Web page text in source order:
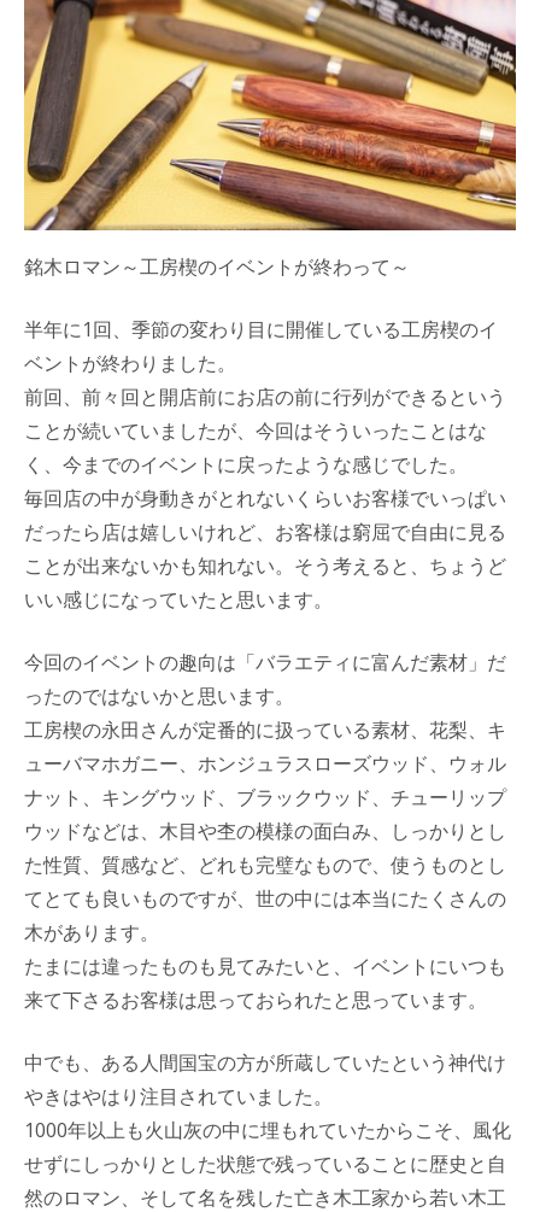
銘木ロマン～工房楔のイベントが終わって～
半年に1回、季節の変わり目に開催している工房楔のイ
ベントが終わりました。
前回、前々回と開店前にお店の前に行列ができるという
ことが続いていましたが、今回はそういったことはな
く、今までのイベントに戻ったような感じでした。
毎回店の中が身動きがとれないくらいお客様でいっぱい
だったら店は嬉しいけれど、お客様は窮屈で自由に見る
ことが出来ないかも知れない。そう考えると、ちょうど
いい感じになっていたと思います。
今回のイベントの趣向は「バラエティに富んだ素材」だ
ったのではないかと思います。
工房楔の永田さんが定番的に扱っている素材、花梨、キ
ューバマホガニー、ホンジュラスローズウッド、ウォル
ナット、キングウッド、ブラックウッド、チューリップ
ウッドなどは、木目や杢の模様の面白み、しっかりとし
た性質、質感など、どれも完璧なもので、使うものとし
てとても良いものですが、世の中には本当にたくさんの
木があります。
たまには違ったものも見てみたいと、イベントにいつも
来て下さるお客様は思っておられたと思っています。
中でも、ある人間国宝の方が所蔵していたという神代け
やきはやはり注目されていました。
1000年以上も火山灰の中に埋もれていたからこそ、風化
せずにしっかりとした状態で残っていることに歴史と自
然のロマン、そして名を残した亡き木工家から若い木工